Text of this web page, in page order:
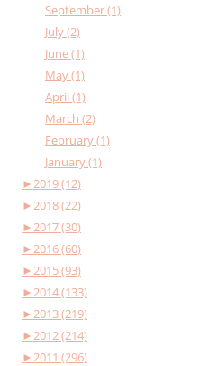
September (1)
July (2)
June (1)
May (1)
April (1)
March (2)
February (1)
January (1)
►2019 (12)
►2018 (22)
►2017 (30)
►2016 (60)
►2015 (93)
►2014 (133)
►2013 (219)
►2012 (214)
►2011 (296)